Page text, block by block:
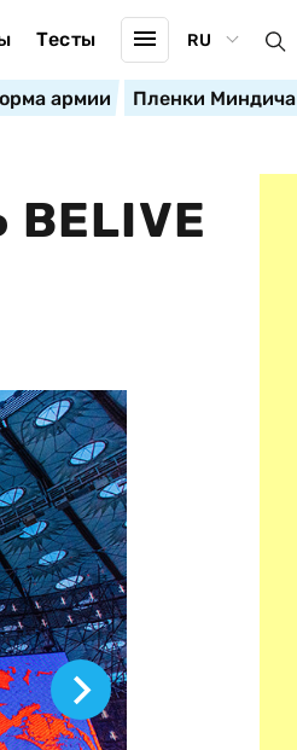
Тесты RU
армии Пленки Миндича